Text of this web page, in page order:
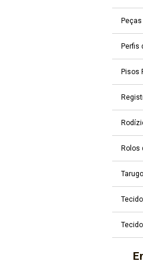
Peças
Perfis
Pisos
Rolos